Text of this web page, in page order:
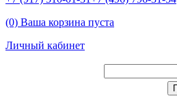
(0) Ваша корзина пуста
Личный кабинет